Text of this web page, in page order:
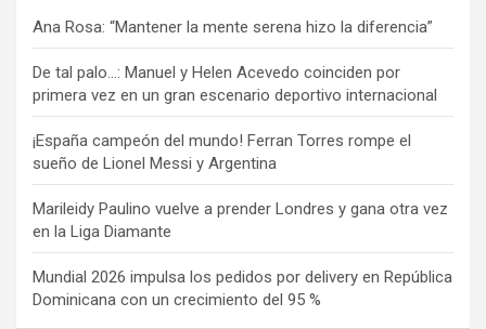
Ana Rosa: “Mantener la mente serena hizo la diferencia”
De tal palo…: Manuel y Helen Acevedo coinciden por
primera vez en un gran escenario deportivo internacional
¡España campeón del mundo! Ferran Torres rompe el
sueño de Lionel Messi y Argentina
Marileidy Paulino vuelve a prender Londres y gana otra vez
en la Liga Diamante
Mundial 2026 impulsa los pedidos por delivery en República
Dominicana con un crecimiento del 95 %